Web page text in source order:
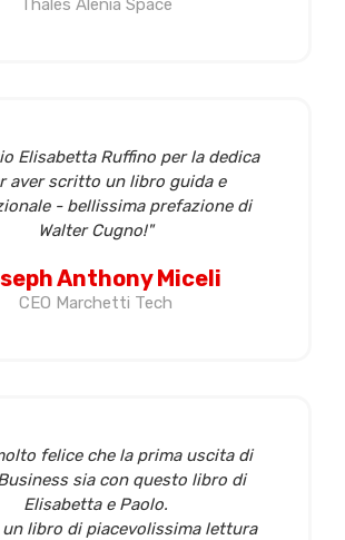
Elisabetta Ruffino per la dedica
aver scritto un libro guida e
- bellissima prefazione di
Walter Cugno!"
Anthony Miceli
CEO Marchetti Tech
felice che la prima uscita di
sia con questo libro di
Elisabetta e Paolo.
un libro di piacevolissima lettura